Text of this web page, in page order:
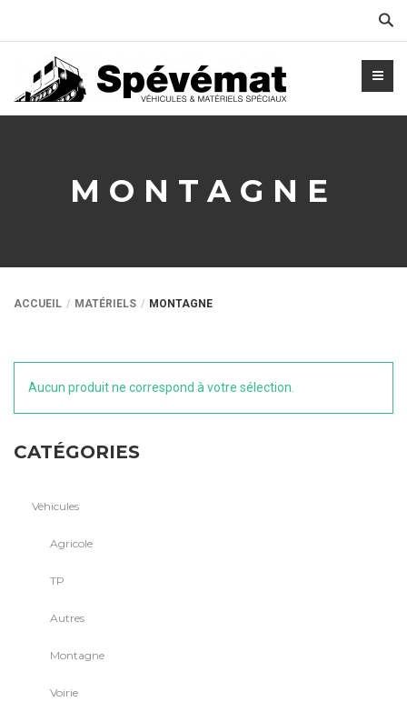
MONTAGNE
ACCUEIL MATÉRIELS MONTAGNE
Aucun produit ne correspond à votre sélection.
CATÉGORIES
Véhicules
Agricole
TP
Autres
Montagne
Voirie